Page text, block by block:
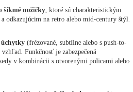
šikmé nožičky, ktoré sú charakteristickým
odkazujúcim na retro alebo mid-century štýl.
(frézované, subtílne alebo s push-to-
Funkčnosť je zabezpečená
v kombinácii s otvorenými policami alebo